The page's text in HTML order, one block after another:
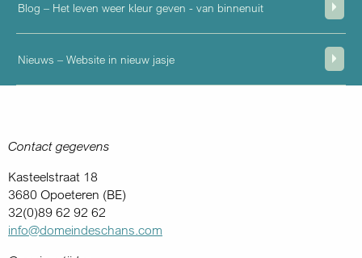
Blog – Het leven weer kleur geven - van binnenuit
Nieuws – Website in nieuw jasje
Contact gegevens
Kasteelstraat 18
3680 Opoeteren (BE)
32(0)89 62 92 62
info@domeindeschans.com